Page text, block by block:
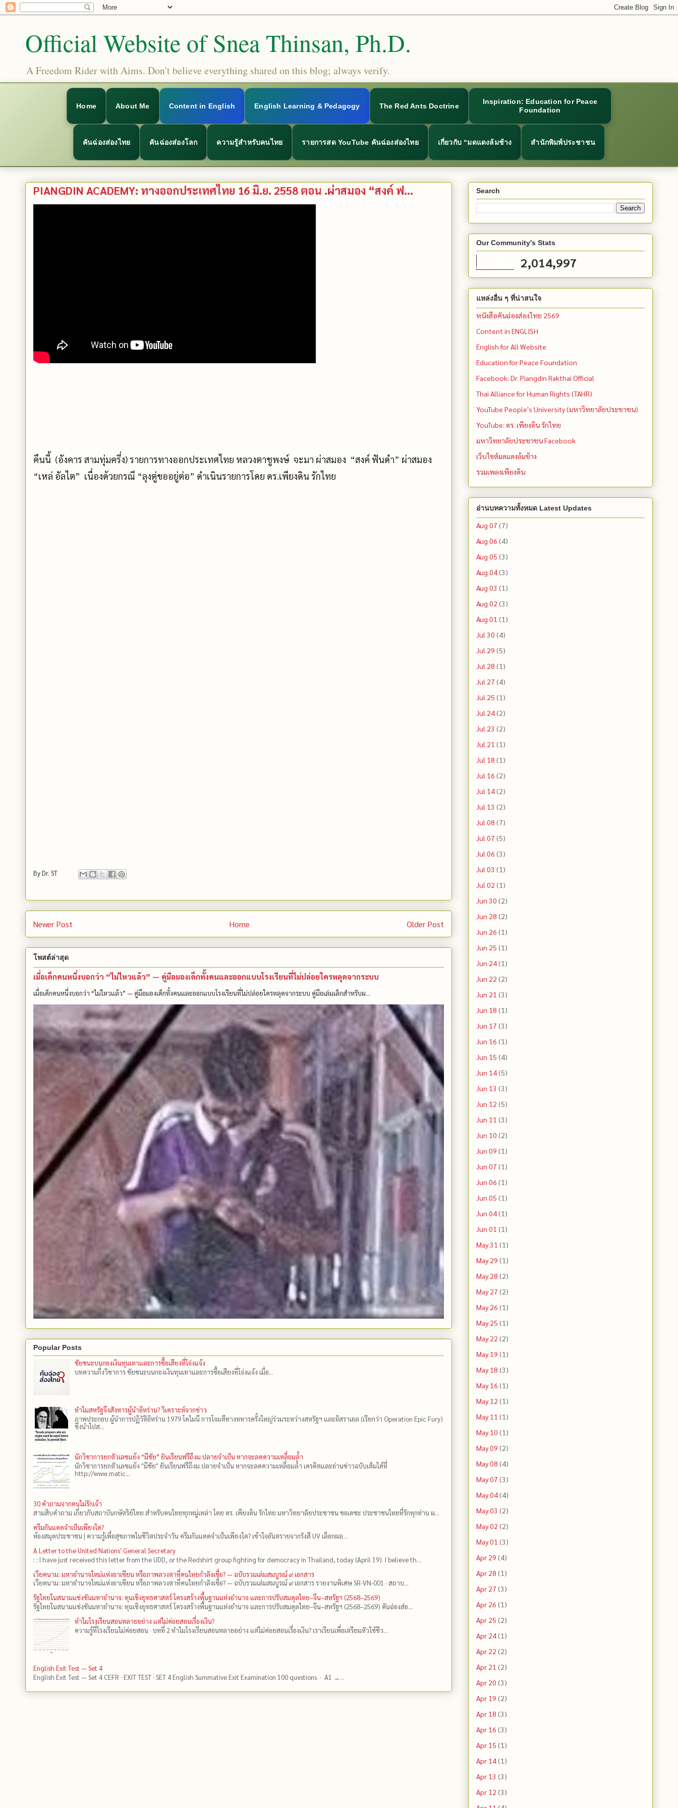
Official Website of Snea Thinsan, Ph.D.
A Freedom Rider with Aims. Don't believe everything shared on this blog; always verify.
Home About Me Content in English English Learning & Pedagogy The Red Ants Doctrine
Inspiration: Education for Peace
Foundation
คันฉ่องส่องไทย คันฉ่องส่องโลก ความรู้สำหรับคนไทย รายการสด YouTube คันฉ่องส่องไทย เกี่ยวกับ “มดแดงล้มช้าง สำนักพิมพ์ประชาชน
PIANGDIN ACADEMY: ทางออกประเทศไทย 16 มิ.ย. 2558 ตอน .ผ่าสมอง “สงค์ ฟ...
คืนนี้ (อังคาร สามทุ่มครึ่ง) รายการทางออกประเทศไทย หลวงตาชูพงษ์ จะมา ผ่าสมอง “สงค์ ฟันดำ” ผ่าสมอง
“เหล่ อัลไต” เนื่องด้วยกรณี “ลุงตู่ขออยู่ต่อ” ดำเนินรายการโดย ดร.เพียงดิน รักไทย
ByDr. ST
Newer Post Older Post
Home
โพสต์ล่าสุด
เมื่อเด็กคนหนึ่งบอกว่า “ไม่ไหวแล้ว” — คู่มือมองเด็กทั้งคนและออกแบบโรงเรียนที่ไม่ปล่อยใครหลุดจากระบบ
เมื่อเด็กคนหนึ่งบอกว่า “ไม่ไหวแล้ว” — คู่มือมองเด็กทั้งคนและออกแบบโรงเรียนที่ไม่ปล่อยใครหลุดจากระบบ คู่มือเล่มเล็กสำหรับผ...
Popular Posts
ชัยชนะบนกองเงินทุนเทาและการซื้อเสียงที่โจ่งแจ้ง
บทความกึ่งวิชาการ ชัยชนะบนกองเงินทุนเทาและการซื้อเสียงที่โจ่งแจ้ง เมื่อ...
ทำไมสหรัฐจึงสังหารผู้นำอิหร่าน? วิเคราะห์จากข่าว
ภาพประกอบ ผู้นำการปฏิวัติอิหร่าน 1979 โคไมนี การโจมตีทางทหารครั้งใหญ่ร่วมระหว่างสหรัฐฯ และอิสราเอล (เรียกว่า Operation Epic Fury)
ซึ่งนำไปส...
นักวิชาการยกตัวเลขแย้ง “มีชัย” ยันเรียนฟรีถึงม.ปลายจำเป็น หากจะลดความเหลื่อมล้ำ
นักวิชาการยกตัวเลขแย้ง "มีชัย" ยันเรียนฟรีถึงม.ปลายจำเป็น หากจะลดความเหลื่อมล้ำ เครดิตและอ่านข่าวฉบับเต็มได้ที่
http://www.matic...
30 คำถามจากคนไม่รักเจ้า
สามสิบคำถาม เกี่ยวกับสถาบันกษัตริย์ไทย สำหรับคนไทยทุกหมู่เหล่า โดย ดร.​ เพียงดิน รักไทย มหาวิทยาลัยประชาชน ขอเดชะ ประชาชนไทยที่รักทุกท่าน ผ...
ครีมกันแดดจำเป็นเพียงใด?
ห้องสมุดประชาชน | ความรู้เพื่อสุขภาพในชีวิตประจำวัน ครีมกันแดดจำเป็นเพียงใด? เข้าใจอันตรายจากรังสี UV เลือกผล...
A Letter to the United Nations' General Secretary
: : I have just received this letter from the UDD, or the Redshirt group fighting for democracy in Thailand, today (April 19). I believe th...
เวียดนาม: มหาอำนาจใหม่แห่งอาเซียน หรือภาพลวงตาที่คนไทยกำลังเชื่อ? — ฉบับรวมเล่มสมบูรณ์ ๙ เอกสาร
เวียดนาม: มหาอำนาจใหม่แห่งอาเซียน หรือภาพลวงตาที่คนไทยกำลังเชื่อ? — ฉบับรวมเล่มสมบูรณ์ ๙ เอกสาร รายงานพิเศษ SR-VN-001 · สถาบ...
รัฐไทยในสนามแข่งขันมหาอำนาจ: ทุนเชิงยุทธศาสตร์ โครงสร้างพื้นฐานแห่งอำนาจ และการปรับสมดุลไทย–จีน–สหรัฐฯ (2568–2569)
รัฐไทยในสนามแข่งขันมหาอำนาจ: ทุนเชิงยุทธศาสตร์ โครงสร้างพื้นฐานแห่งอำนาจ และการปรับสมดุลไทย–จีน–สหรัฐฯ (2568–2569) คันฉ่องส่อ...
ทำไมโรงเรียนสอนหลายอย่าง แต่ไม่ค่อยสอนเรื่องเงิน?
ความรู้ที่โรงเรียนไม่ค่อยสอน · บทที่ 2 ทำไมโรงเรียนสอนหลายอย่าง แต่ไม่ค่อยสอนเรื่องเงิน? เราเรียนเพื่อเตรียมตัวใช้ชีว...
English Exit Test — Set 4
English Exit Test — Set 4 CEFR · EXIT TEST · SET 4 English Summative Exit Examination 100 questions · A1 →...
Search
Our Community's Stats
2,014,997
แหล่งอื่น ๆ ที่น่าสนใจ
หนังสือคันฉ่องส่องไทย 2569
Content in ENGLISH
English for All Website
Education for Peace Foundation
Facebook: Dr. Piangdin Rakthai Official
Thai Alliance for Human Rights (TAHR)
YouTube People's University (มหาวิทยาลัยประชาชน)
YouTube: ดร. เพียงดิน รักไทย
มหาวิทยาลัยประชาชน Facebook
เว็บไซต์มดแดงล้มช้าง
รวมเพลงเพียงดิน
อ่านบทความทั้งหมด Latest Updates
Aug 07 (7)
Aug 06 (4)
Aug 05 (3)
Aug 04(3)
Aug 03 (1)
Aug 02 (3)
Aug 01 (1)
Jul 30 (4)
Jul 29 (5)
Jul 28 (1)
Jul 27 (4)
Jul 25 (1)
Jul 24(2)
Jul 23 (2)
Jul 21 (1)
Jul 18 (1)
Jul 16 (2)
Jul 14(2)
Jul 13 (2)
Jul 08 (7)
Jul 07 (5)
Jul 06 (3)
Jul 03 (1)
Jul 02 (1)
Jun 30 (2)
Jun 28 (2)
Jun 26 (1)
Jun 25 (1)
Jun 24(1)
Jun 22 (2)
Jun 21 (3)
Jun 18 (1)
Jun 17 (3)
Jun 16 (1)
Jun 15 (4)
Jun 14(5)
Jun 13 (3)
Jun 12 (5)
Jun 11 (3)
Jun 10 (2)
Jun 09 (1)
Jun 07 (1)
Jun 06 (1)
Jun 05 (1)
Jun 04(1)
Jun 01 (1)
May 31 (1)
May 29 (1)
May 28 (2)
May 27 (2)
May 26 (1)
May 25 (1)
May 22 (2)
May 19 (1)
May 18 (3)
May 16 (1)
May 12 (1)
May 11 (1)
May 10 (1)
May 09 (2)
May 08 (4)
May 07 (3)
May 04(4)
May 03 (2)
May 02 (2)
May 01 (3)
Apr 29 (4)
Apr 28 (1)
Apr 27 (3)
Apr 26 (1)
Apr 25 (2)
Apr 24(1)
Apr 22 (2)
Apr 21 (2)
Apr 20 (3)
Apr 19 (2)
Apr 18 (3)
Apr 16 (3)
Apr 15 (1)
Apr 14(1)
Apr 13 (3)
Apr 12 (3)